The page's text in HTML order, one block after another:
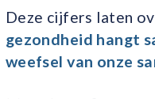
Deze cijfers laten
gezondheid hangt
weefsel van onze